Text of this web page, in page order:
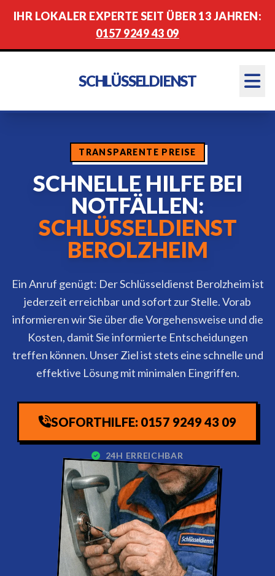
IHR LOKALER EXPERTE SEIT ÜBER 13 JAHREN:
0157 9249 43 09
SCHLÜSSELDIENST
TRANSPARENTE PREISE
SCHNELLE HILFE BEI
NOTFÄLLEN:
SCHLÜSSELDIENST
BEROLZHEIM
Ein Anruf genügt: Der Schlüsseldienst Berolzheim ist
jederzeit erreichbar und sofort zur Stelle. Vorab
informieren wir Sie über die Vorgehensweise und die
Kosten, damit Sie informierte Entscheidungen
treffen können. Unser Ziel ist stets eine schnelle und
effektive Lösung mit minimalen Eingriffen.
SOFORTHILFE: 0157 9249 43 09
24H ERREICHBAR